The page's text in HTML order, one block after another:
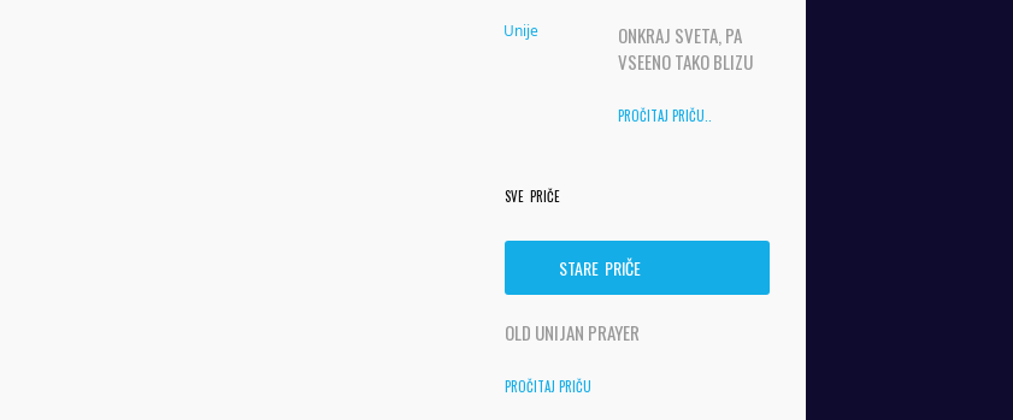
ONKRAJ SVETA, PA
VSEENO TAKO BLIZU
PROČITAJ PRIČU..
SVE PRIČE
STARE PRIČE
OLD UNIJAN PRAYER
PROČITAJ PRIČU